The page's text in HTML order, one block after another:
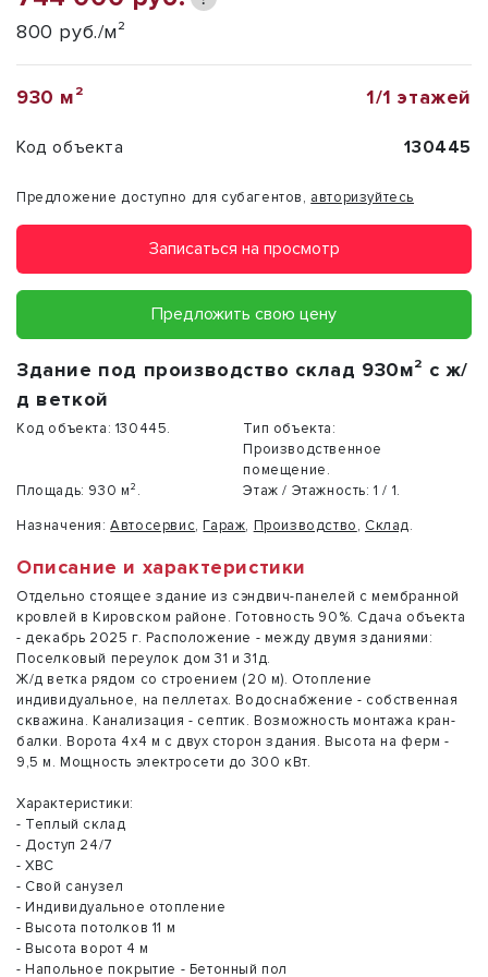
800 руб./м²
930 м² 1/1 этажей
Код объекта 130445
Предложение доступно для субагентов, авторизуйтесь
Записаться на просмотр
Предложить свою цену
Здание под производство склад 930м² с ж/
д веткой
Код объекта: 130445.
Тип объекта:
Производственное
помещение.
Площадь: 930 м². Этаж / Этажность: 1 / 1.
Назначения: Автосервис, Гараж, Производство, Склад.
Описание и характеристики
Отдельно стоящее здание из сэндвич-панелей с мембранной
кровлей в Кировском районе. Готовность 90%. Сдача объекта
- декабрь 2025 г. Расположение - между двумя зданиями:
Поселковый переулок дом 31 и 31д.
Ж/д ветка рядом со строением (20 м). Отопление
индивидуальное, на пеллетах. Водоснабжение - собственная
скважина. Канализация - септик. Возможность монтажа кран-
балки. Ворота 4х4 м с двух сторон здания. Высота на ферм -
9,5 м. Мощность электросети до 300 кВт.
Характеристики:
- Теплый склад
- Доступ 24/7
- ХВС
- Свой санузел
- Индивидуальное отопление
- Высота потолков 11 м
- Высота ворот 4 м
- Напольное покрытие - Бетонный пол